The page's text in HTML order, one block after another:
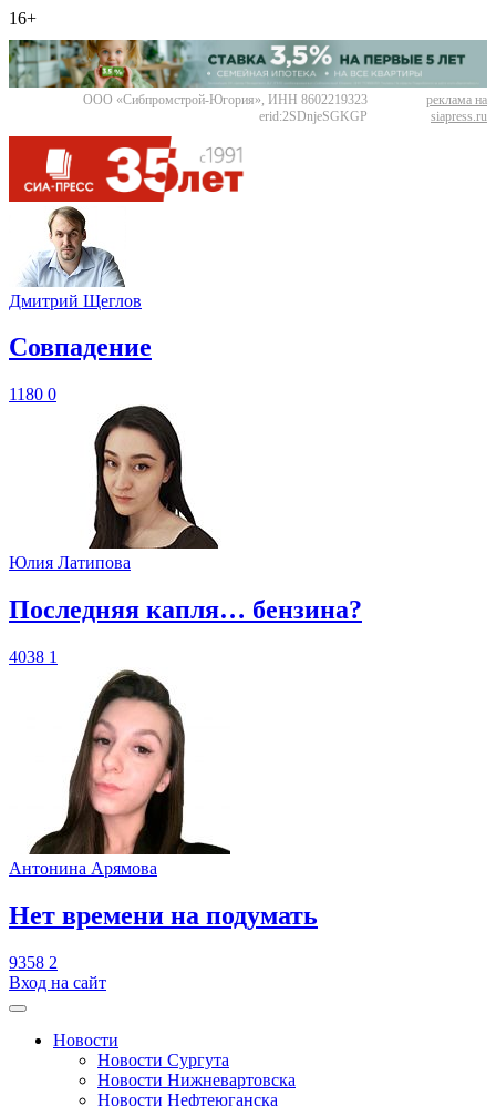
16+
ООО «Сибпромстрой-Югория», ИНН 8602219323
erid:2SDnjeSGKGP
реклама на
siapress.ru
Дмитрий Щеглов
​Совпадение
1180 0
Юлия Латипова
​Последняя капля… бензина?
4038 1
Антонина Арямова
​Нет времени на подумать
9358 2
Вход на сайт
Новости
Новости Сургута
Новости Нижневартовска
Новости Нефтеюганска